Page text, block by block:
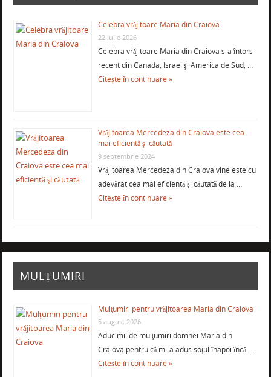
Celebra vrăjitoare Maria din Craiova
22 iulie 2026
Celebra vrăjitoare Maria din Craiova s-a întors
recent din Canada, Israel şi America de Sud, …
Citește în continuare »
Vrăjitoarea Mercedeza din Craiova este cea
mai eficientă şi căutată
9 septembrie 2024
Vrăjitoarea Mercedeza din Craiova vine este cu
adevărat cea mai eficientă şi căutată de la …
Citește în continuare »
MULȚUMIRI
Mulţumiri pentru vrăjitoarea Maria din Craiova
5 august 2026
Aduc mii de mulţumiri domnei Maria din
Craiova pentru că mi-a adus soţul înapoi încă …
Citește în continuare »